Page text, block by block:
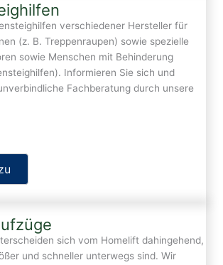
verschiedener Hersteller für
(z. B. Treppenraupen) sowie spezielle
sowie Menschen mit Behinderung
Informieren Sie sich und
Fachberatung durch unsere
sich vom Homelift dahingehend,
und schneller unterwegs sind. Wir